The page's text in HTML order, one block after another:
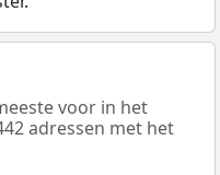
voor in het
adressen met het